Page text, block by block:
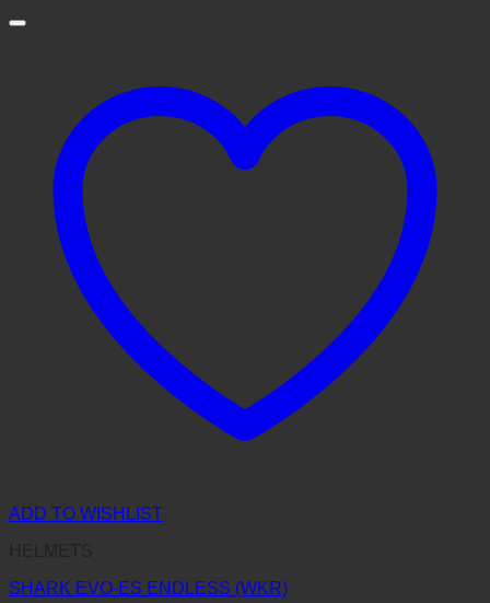
ADD TO WISHLIST
SHARK EVO-ES ENDLESS (WKR)